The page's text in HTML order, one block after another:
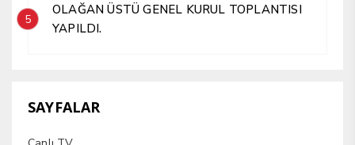
5
OLAĞAN ÜSTÜ GENEL KURUL TOPLANTISI
YAPILDI.
SAYFALAR